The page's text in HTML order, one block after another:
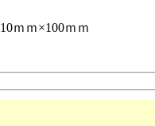
10ｍｍ×100ｍｍ